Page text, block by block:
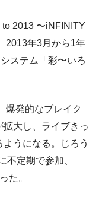
2013 〜iNFINITY
2013年3月から1年
ステム「彩〜いろ
爆発的なブレイク
大し、ライブきっ
うになる。じろう
不定期で参加、
た。